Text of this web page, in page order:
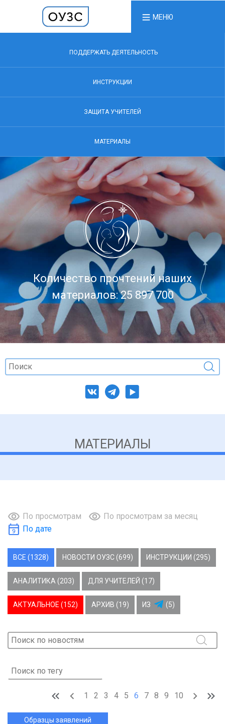
МЕНЮ
ПОДДЕРЖАТЬ ДЕЯТЕЛЬНОСТЬ
ИНСТРУКЦИИ
ЗАЩИТА УЧИТЕЛЕЙ
МАТЕРИАЛЫ
Количество прочтений наших
материалов: 25 897 700
МАТЕРИАЛЫ
По просмотрам
По просмотрам за месяц
По дате
ВСЕ (1328) НОВОСТИ ОУЗС (699) ИНСТРУКЦИИ (295)
АНАЛИТИКА (203) ДЛЯ УЧИТЕЛЕЙ (17)
АКТУАЛЬНОЕ (152) АРХИВ (19) ИЗ (5)
1 2 3 4 5 6 7 8 9 10
Образцы заявлений